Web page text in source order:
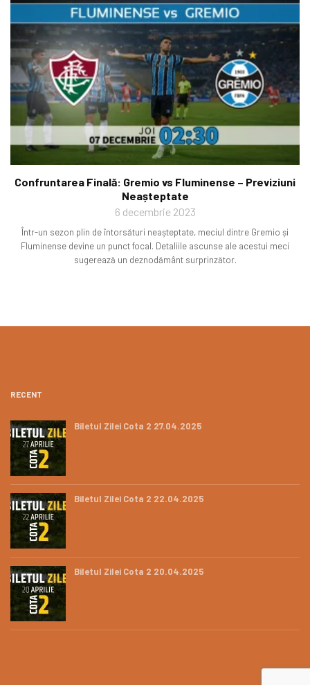
Confruntarea Finală: Gremio vs Fluminense – Previziuni
Neașteptate
6 decembrie 2023
Într-un sezon plin de întorsături neașteptate, meciul dintre Gremio și
Fluminense devine un punct focal. Detaliile ascunse ale acestui meci
sugerează un deznodământ surprinzător.
RECENT
Biletul Zilei Cota 2 27.04.2025
Biletul Zilei Cota 2 22.04.2025
Biletul Zilei Cota 2 20.04.2025